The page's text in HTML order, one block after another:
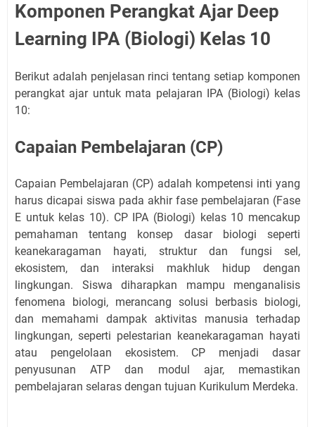
Komponen Perangkat Ajar Deep
Learning IPA (Biologi) Kelas 10
Berikut adalah penjelasan rinci tentang setiap komponen
perangkat ajar untuk mata pelajaran IPA (Biologi) kelas
10:
Capaian Pembelajaran (CP)
Capaian Pembelajaran (CP) adalah kompetensi inti yang
harus dicapai siswa pada akhir fase pembelajaran (Fase
E untuk kelas 10). CP IPA (Biologi) kelas 10 mencakup
pemahaman tentang konsep dasar biologi seperti
keanekaragaman hayati, struktur dan fungsi sel,
ekosistem, dan interaksi makhluk hidup dengan
lingkungan. Siswa diharapkan mampu menganalisis
fenomena biologi, merancang solusi berbasis biologi,
dan memahami dampak aktivitas manusia terhadap
lingkungan, seperti pelestarian keanekaragaman hayati
atau pengelolaan ekosistem. CP menjadi dasar
penyusunan ATP dan modul ajar, memastikan
pembelajaran selaras dengan tujuan Kurikulum Merdeka.